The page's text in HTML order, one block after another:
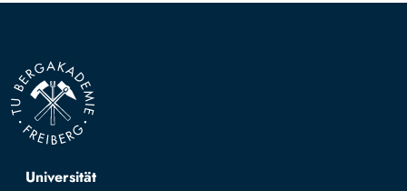
Top navigation
Universität